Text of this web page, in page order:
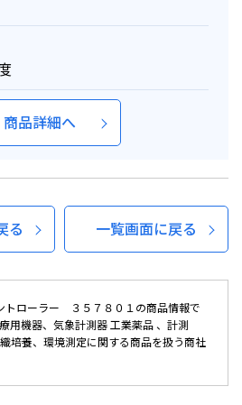
商品詳細へ
る 一覧画面に戻る
トローラー ３５７８０１の商品情報で
用機器、気象計測器 工業薬品 、計測
培養、環境測定に関する商品を扱う商社